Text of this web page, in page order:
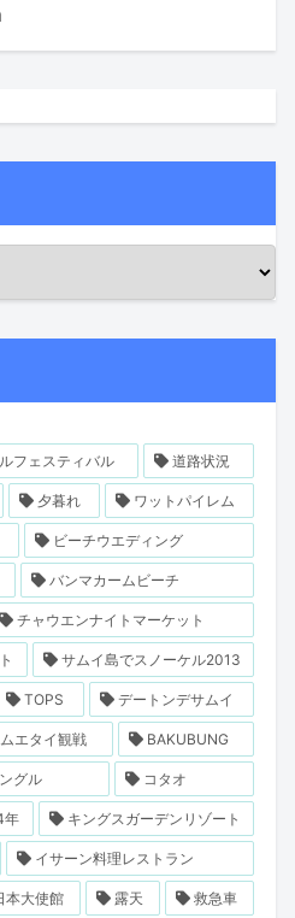
フェスティバル 道路状況
夕暮れ ワットパイレム
ビーチウエディング
バンマカームビーチ
チャウエンナイトマーケット
サムイ島でスノーケル2013
TOPS デートンデサムイ
ムエタイ観戦 BAKUBUNG
グル コタオ
年 キングスガーデンリゾート
イサーン料理レストラン
本大使館 露天 救急車